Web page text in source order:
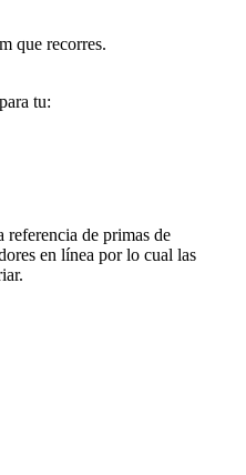
que recorres.
tu:
referencia de primas de
en línea por lo cual las